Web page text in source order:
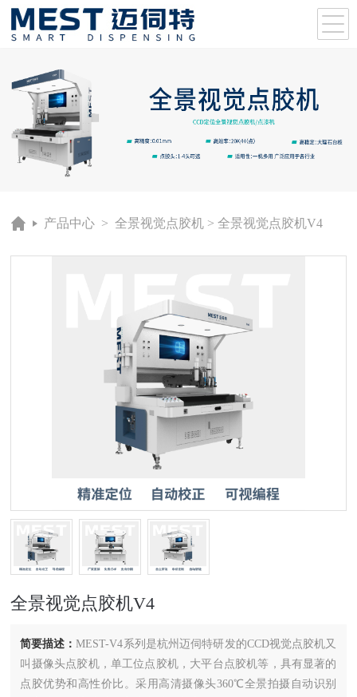
产品中心 >全景视觉点胶机 > 全景视觉点胶机V4
全景视觉点胶机V4
简要描述：MEST-V4系列是杭州迈伺特研发的CCD视觉点胶机又
叫摄像头点胶机，单工位点胶机，大平台点胶机等，具有显著的
点胶优势和高性价比。采用高清摄像头360℃全景拍摄自动识别